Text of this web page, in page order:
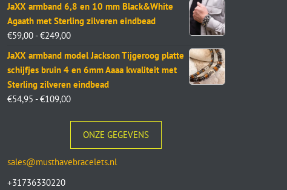
JaXX armband 6,8 en 10 mm Black&White
Agaath met Sterling zilveren eindbead
€59,00 - €249,00
JaXX armband model Jackson Tijgeroog platte
schijfjes bruin 4 en 6mm Aaaa kwaliteit met
Sterling zilveren eindbead
€54,95 - €109,00
ONZE GEGEVENS
sales@musthavebracelets.nl
+31736330220